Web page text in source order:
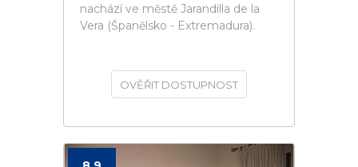
nachází ve městě Jarandilla de la
Vera (Španělsko - Extremadura).
OVĚŘIT DOSTUPNOST